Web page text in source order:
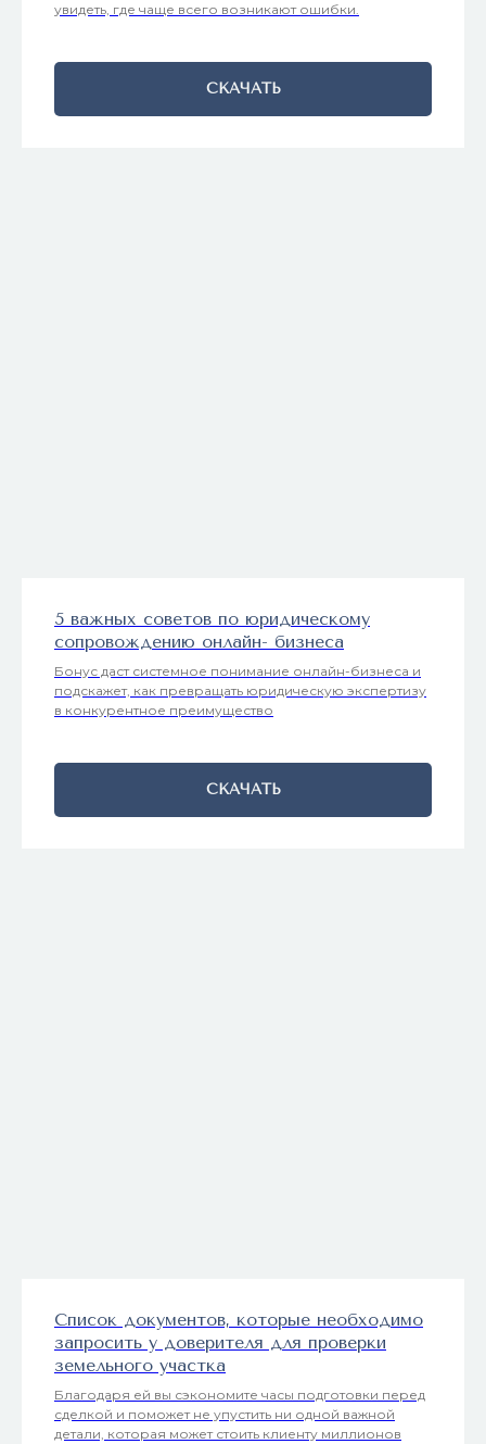
увидеть, где чаще всего возникают ошибки.
СКАЧАТЬ
5 важных советов по юридическому
сопровождению онлайн- бизнеса
Бонус даст системное понимание онлайн-бизнеса и
подскажет, как превращать юридическую экспертизу
в конкурентное преимущество
СКАЧАТЬ
Список документов, которые необходимо
запросить у доверителя для проверки
земельного участка
Благодаря ей вы сэкономите часы подготовки перед
сделкой и поможет не упустить ни одной важной
детали, которая может стоить клиенту миллионов